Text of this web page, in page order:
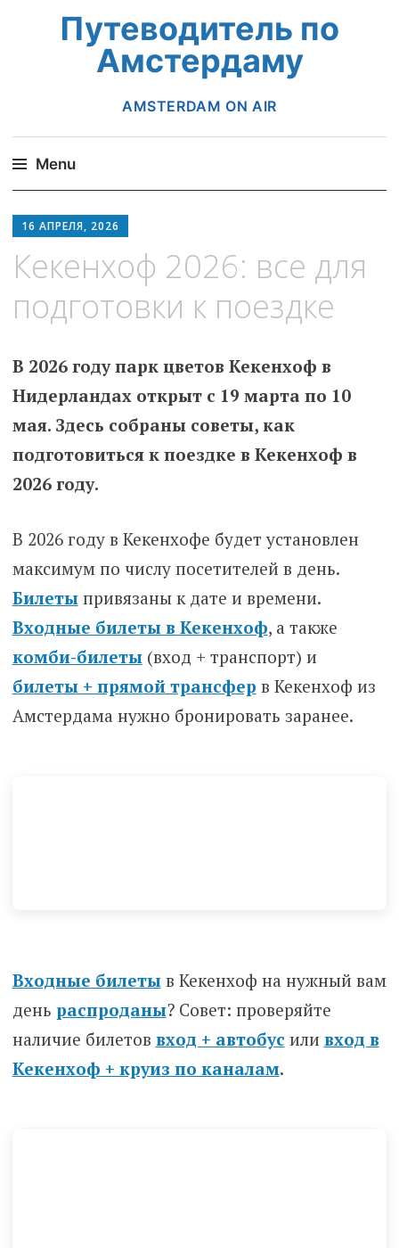
Путеводитель по
Амстердаму
AMSTERDAM ON AIR
Menu
to16 АПРЕЛЯ, 2026
Кекенхоф 2026: все для
подготовки к поездке
В 2026 году парк цветов Кекенхоф в
Нидерландах открыт с 19 марта по 10
мая. Здесь собраны советы, как
подготовиться к поездке в Кекенхоф в
2026 году.
В 2026 году в Кекенхофе будет установлен
максимум по числу посетителей в день.
Билеты привязаны к дате и времени.
Входные билеты в Кекенхоф, a также
комби-билеты(вход + транспорт) и
билеты + прямой трансфер в Кекенхоф из
Амстердама нужно бронировать заранее.
Входные билетыв Кекенхоф на нужный вам
день распроданы? Совет: проверяйте
наличие билетов вход + автобус или вход в
Кекенхоф + круиз по каналам.